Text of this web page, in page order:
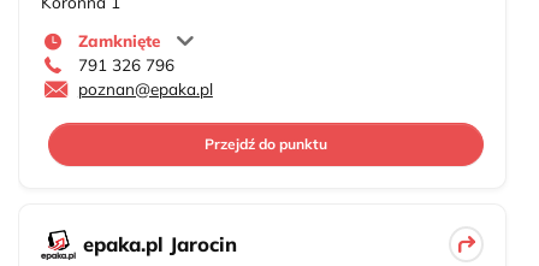
Zamknięte
791 326 796
poznan@epaka.pl
Przejdź do punktu
epaka.pl Jarocin